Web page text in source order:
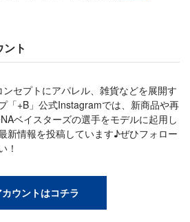
ト
セプトにアパレル、雑貨などを展開す
「+B」公式Instagramでは、新商品や再
ベイスターズの選手をモデルに起用し
新情報を投稿しています♪ぜひフォロー
！
カウントはコチラ